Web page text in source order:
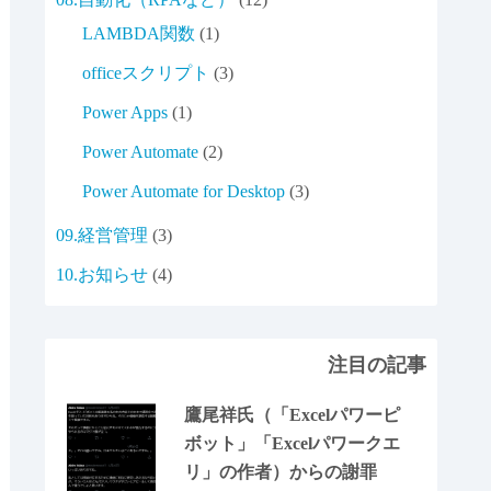
LAMBDA関数 (1)
officeスクリプト (3)
Power Apps (1)
Power Automate (2)
Power Automate for Desktop (3)
09.経営管理 (3)
10.お知らせ (4)
注目の記事
鷹尾祥氏（「Excelパワーピ
ボット」「Excelパワークエ
リ」の作者）からの謝罪